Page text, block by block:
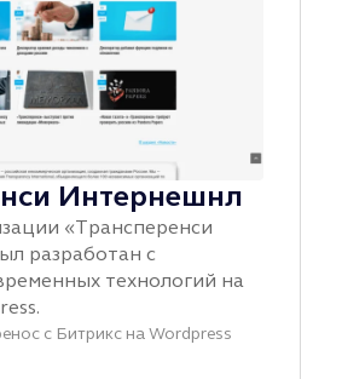
Интернешнл
«Трансперенси
разработан с
технологий на
с Битрикс на Wordpress